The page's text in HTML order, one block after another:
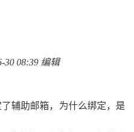
30 08:39 编辑
辅助邮箱，为什么绑定，是